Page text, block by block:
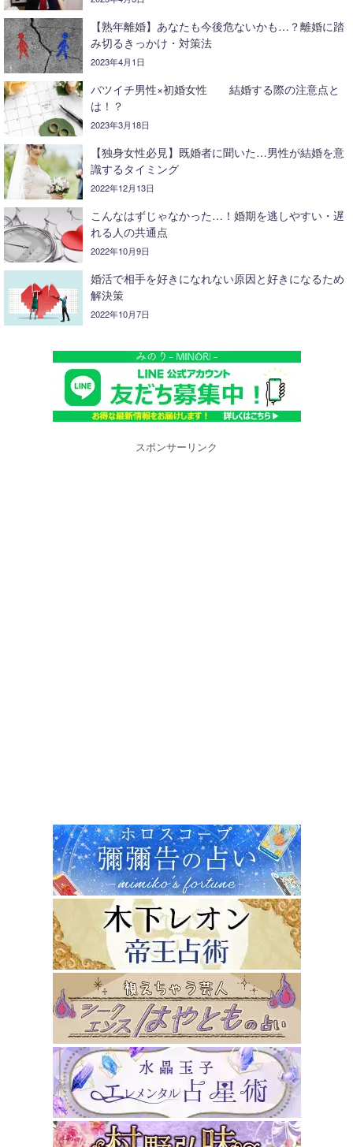
【熟年離婚】あなたも今後危ないかも…？離婚に踏
み切るきっかけ・対策法
2023年4月1日
バツイチ男性×初婚女性 結婚する際の注意点と
は！？
2023年3月18日
【独身女性必見】既婚者に聞いた…男性が結婚を意
識するタイミング
2022年12月13日
こんなはずじゃなかった…！婚期を逃しやすい・遅
れる人の共通点
2022年10月9日
婚活で相手を好きになれない原因と好きになるため
解決策
2022年10月7日
スポンサーリンク